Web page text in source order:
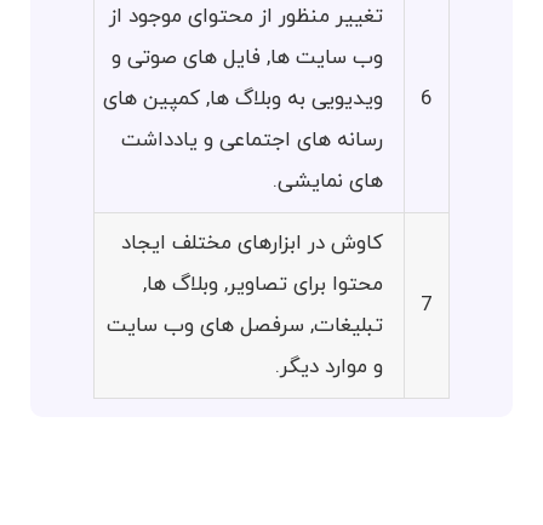
6
تغییر منظور از محتوای موجود از
وب سایت ها, فایل های صوتی و
ویدیویی به وبلاگ ها, کمپین های
رسانه های اجتماعی و یادداشت
های نمایشی.
7
کاوش در ابزارهای مختلف ایجاد
محتوا برای تصاویر, وبلاگ ها,
تبلیغات, سرفصل های وب سایت
و موارد دیگر.